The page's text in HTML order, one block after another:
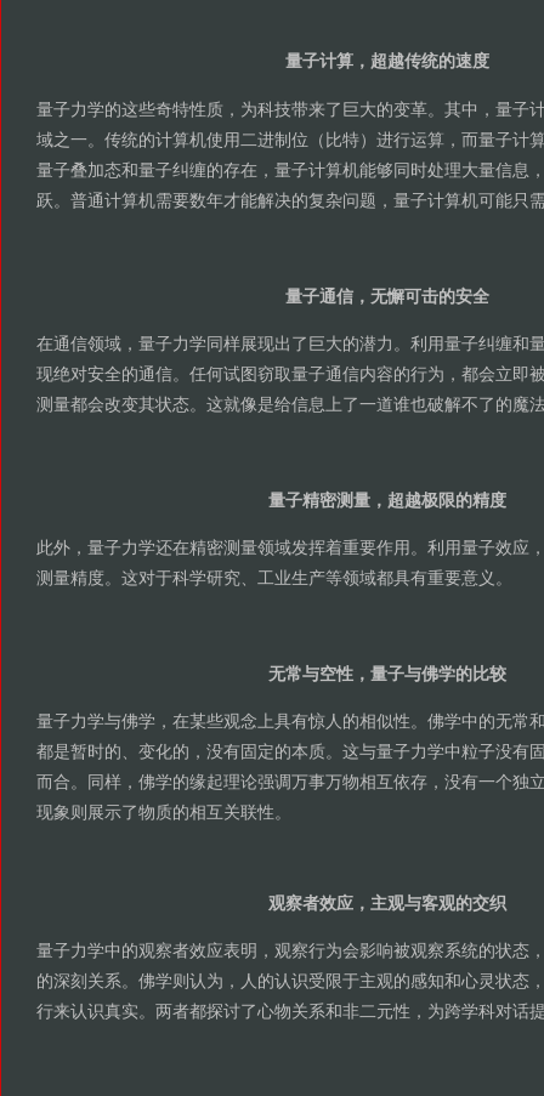
量子计算，超越传统的速度
量子力学的这些奇特性质，为科技带来了巨大的变革。其中，量子
域之一。传统的计算机使用二进制位（比特）进行运算，而量子计
量子叠加态和量子纠缠的存在，量子计算机能够同时处理大量信息
跃。普通计算机需要数年才能解决的复杂问题，量子计算机可能只
量子通信，无懈可击的安全
在通信领域，量子力学同样展现出了巨大的潜力。利用量子纠缠和
现绝对安全的通信。任何试图窃取量子通信内容的行为，都会立即
测量都会改变其状态。这就像是给信息上了一道谁也破解不了的魔
量子精密测量，超越极限的精度
此外，量子力学还在精密测量领域发挥着重要作用。利用量子效应
测量精度。这对于科学研究、工业生产等领域都具有重要意义。
无常与空性，量子与佛学的比较
量子力学与佛学，在某些观念上具有惊人的相似性。佛学中的无常
都是暂时的、变化的，没有固定的本质。这与量子力学中粒子没有
而合。同样，佛学的缘起理论强调万事万物相互依存，没有一个独
现象则展示了物质的相互关联性。
观察者效应，主观与客观的交织
量子力学中的观察者效应表明，观察行为会影响被观察系统的状态
的深刻关系。佛学则认为，人的认识受限于主观的感知和心灵状态
行来认识真实。两者都探讨了心物关系和非二元性，为跨学科对话